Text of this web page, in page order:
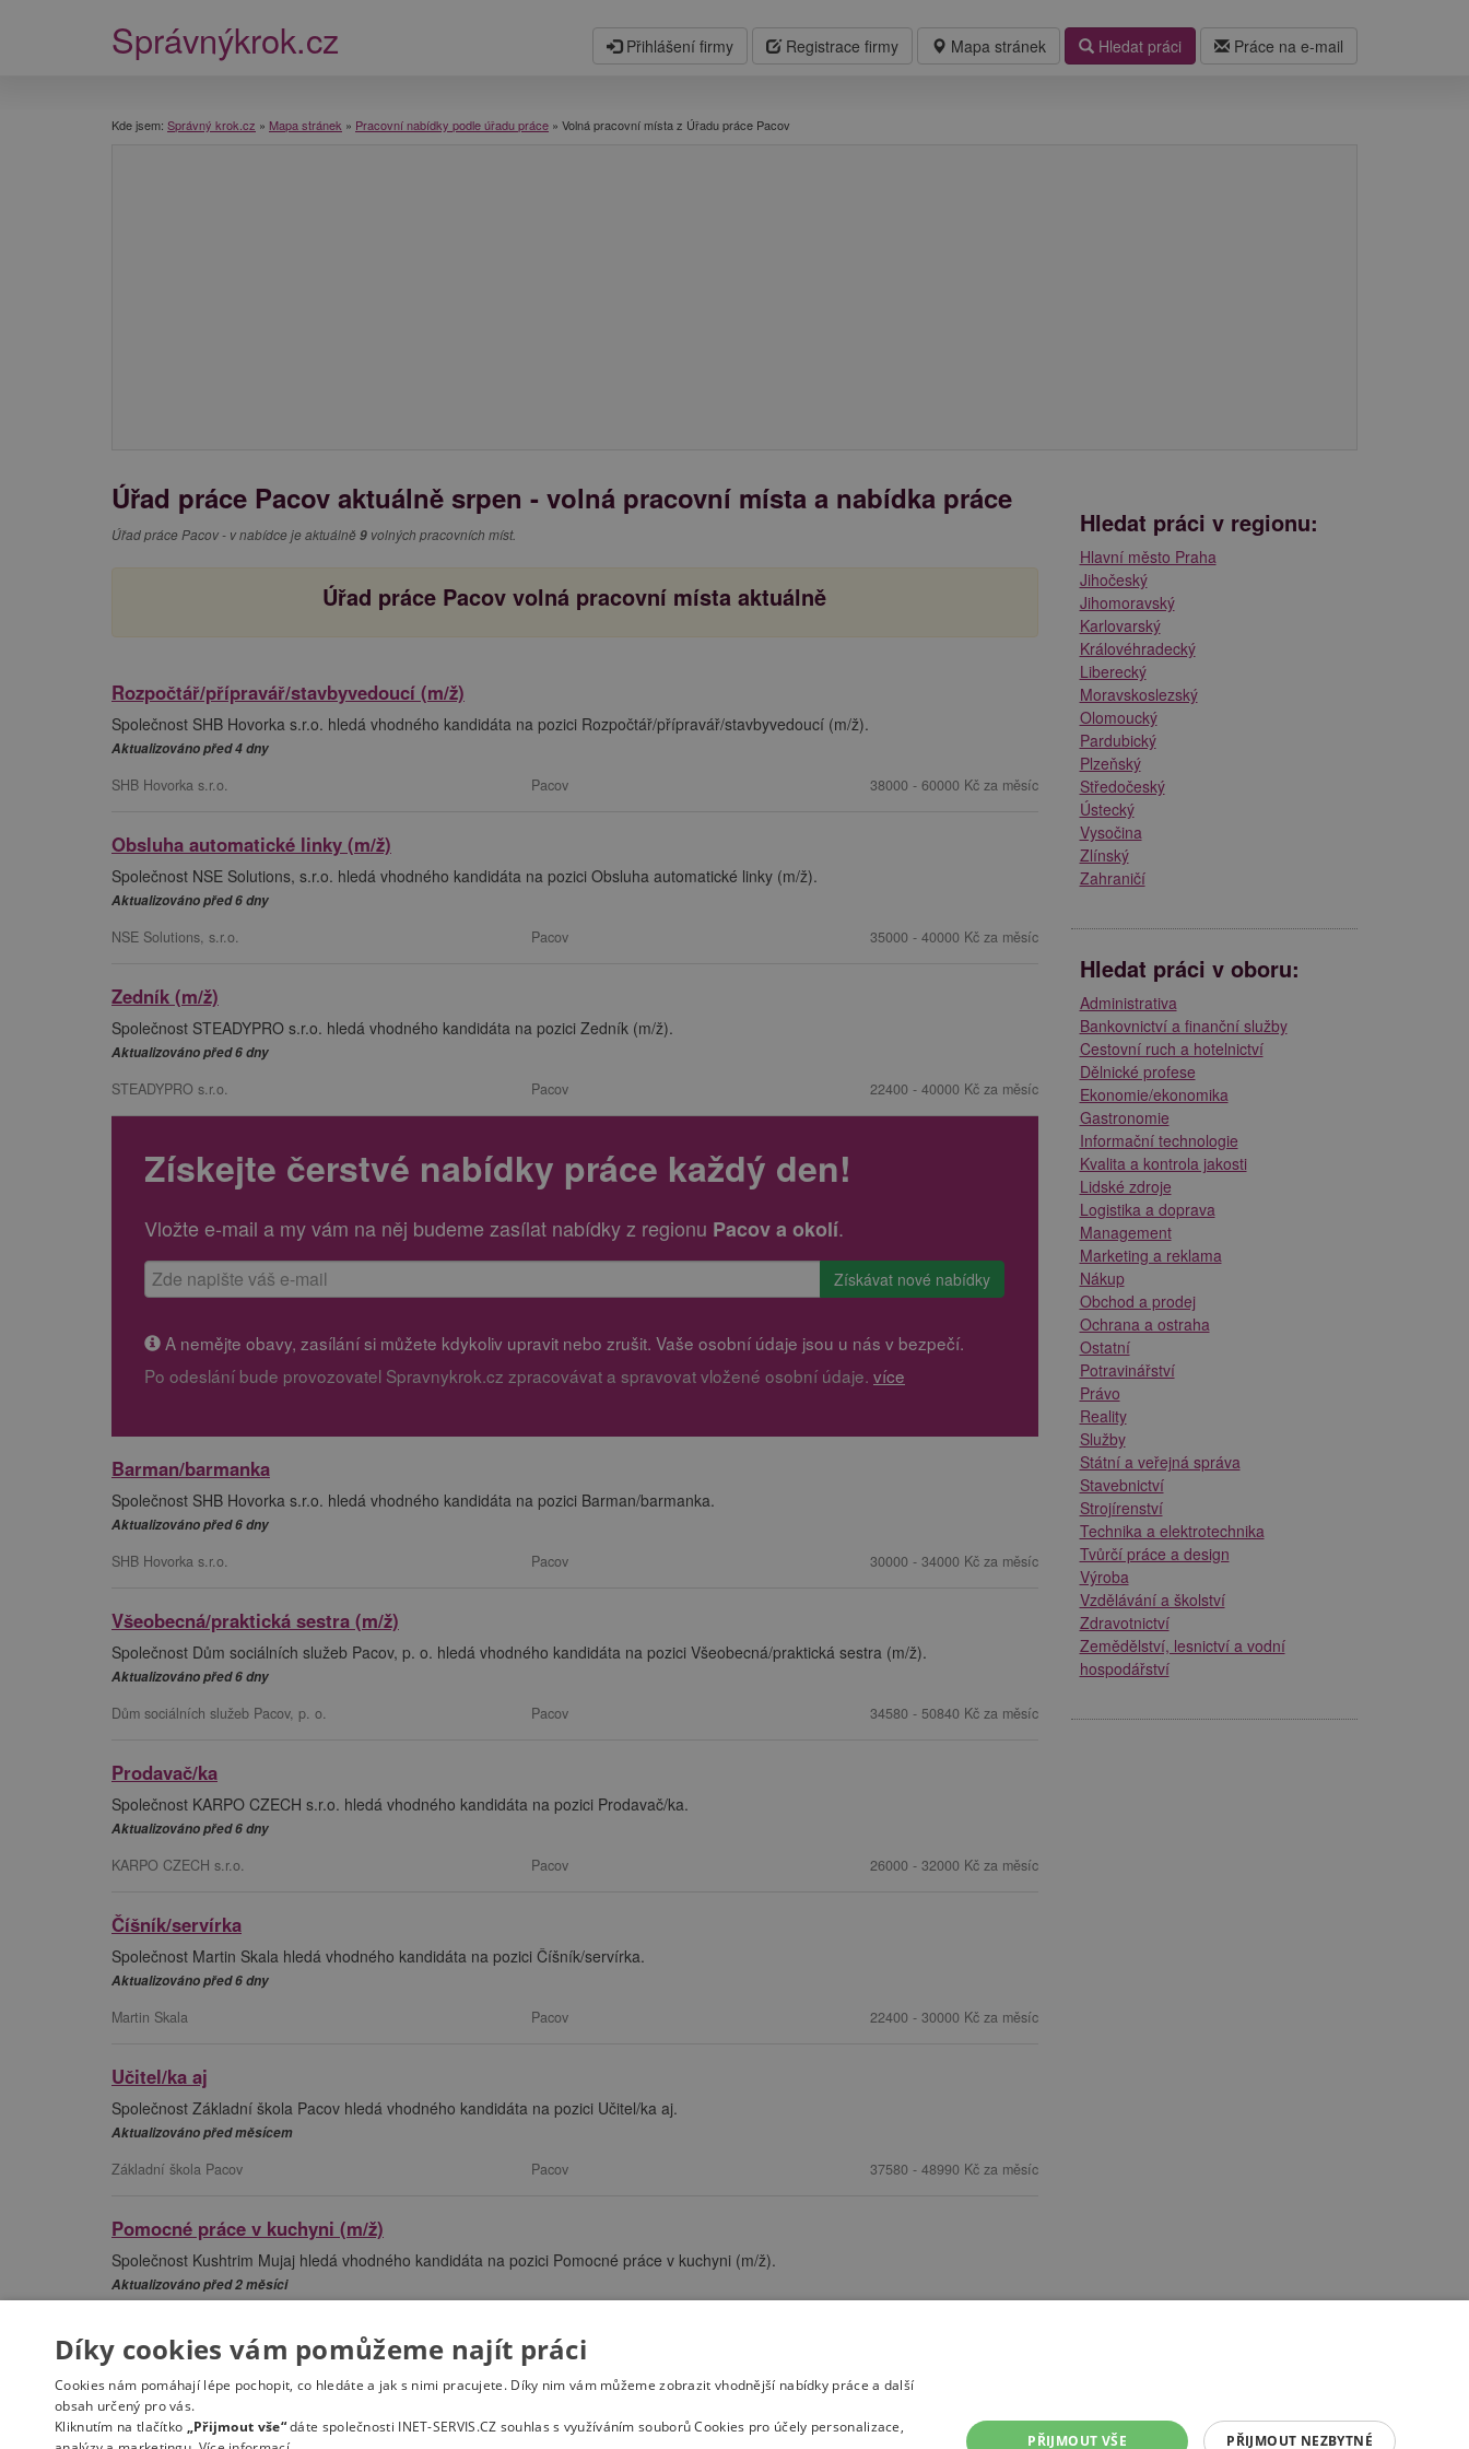
Mapa stránek Hledat práci Práce na e-mail
Správnýkrok.cz Přihlášení firmy Registrace firmy
Kde jsem: Správný krok.cz » Mapa stránek » Pracovní nabídky podle úřadu práce » Volná pracovní místa z Úřadu práce Pacov
Úřad práce Pacov aktuálně srpen - volná pracovní místa a nabídka práce
Úřad práce Pacov - v nabídce je aktuálně 9 volných pracovních míst.
Úřad práce Pacov volná pracovní místa aktuálně
Rozpočtář/přípravář/stavbyvedoucí (m/ž)
Společnost SHB Hovorka s.r.o. hledá vhodného kandidáta na pozici Rozpočtář/přípravář/stavbyvedoucí (m/ž).
Aktualizováno před 4 dny
SHB Hovorka s.r.o. Pacov 38000 - 60000 Kč za měsíc
Obsluha automatické linky (m/ž)
Společnost NSE Solutions, s.r.o. hledá vhodného kandidáta na pozici Obsluha automatické linky (m/ž).
Aktualizováno před 6 dny
NSE Solutions, s.r.o. Pacov 35000 - 40000 Kč za měsíc
Zedník (m/ž)
Společnost STEADYPRO s.r.o. hledá vhodného kandidáta na pozici Zedník (m/ž).
Aktualizováno před 6 dny
STEADYPRO s.r.o. Pacov 22400 - 40000 Kč za měsíc
Získejte čerstvé nabídky práce každý den!
Vložte e-mail a my vám na něj budeme zasílat nabídky z regionu Pacov a okolí.
A nemějte obavy, zasílání si můžete kdykoliv upravit nebo zrušit. Vaše osobní údaje jsou u nás v bezpečí.
Po odeslání bude provozovatel Spravnykrok.cz zpracovávat a spravovat vložené osobní údaje. více
Barman/barmanka
Společnost SHB Hovorka s.r.o. hledá vhodného kandidáta na pozici Barman/barmanka.
Aktualizováno před 6 dny
SHB Hovorka s.r.o. Pacov 30000 - 34000 Kč za měsíc
Všeobecná/praktická sestra (m/ž)
Společnost Dům sociálních služeb Pacov, p. o. hledá vhodného kandidáta na pozici Všeobecná/praktická sestra (m/ž).
Aktualizováno před 6 dny
Dům sociálních služeb Pacov, p. o. Pacov 34580 - 50840 Kč za měsíc
Prodavač/ka
Společnost KARPO CZECH s.r.o. hledá vhodného kandidáta na pozici Prodavač/ka.
Aktualizováno před 6 dny
KARPO CZECH s.r.o. Pacov 26000 - 32000 Kč za měsíc
Číšník/servírka
Společnost Martin Skala hledá vhodného kandidáta na pozici Číšník/servírka.
Aktualizováno před 6 dny
Martin Skala Pacov 22400 - 30000 Kč za měsíc
Učitel/ka aj
Společnost Základní škola Pacov hledá vhodného kandidáta na pozici Učitel/ka aj.
Aktualizováno před měsícem
Základní škola Pacov Pacov 37580 - 48990 Kč za měsíc
Pomocné práce v kuchyni (m/ž)
Společnost Kushtrim Mujaj hledá vhodného kandidáta na pozici Pomocné práce v kuchyni (m/ž).
Aktualizováno před 2 měsíci
Zobrazuji 1 - 9 z 9 nabídek z úřadu práce Pacov
Hledat práci v regionu:
Hlavní město Praha
Jihočeský
Jihomoravský
Karlovarský
Královéhradecký
Liberecký
Moravskoslezský
Olomoucký
Pardubický
Plzeňský
Středočeský
Ústecký
Vysočina
Zlínský
Zahraničí
Hledat práci v oboru:
Administrativa
Bankovnictví a finanční služby
Cestovní ruch a hotelnictví
Dělnické profese
Ekonomie/ekonomika
Gastronomie
Informační technologie
Kvalita a kontrola jakosti
Lidské zdroje
Logistika a doprava
Management
Marketing a reklama
Nákup
Obchod a prodej
Ochrana a ostraha
Ostatní
Potravinářství
Právo
Reality
Služby
Státní a veřejná správa
Stavebnictví
Strojírenství
Technika a elektrotechnika
Tvůrčí práce a design
Výroba
Vzdělávání a školství
Zdravotnictví
Zemědělství, lesnictví a vodní
hospodářství
Díky cookies vám pomůžeme najít práci
Cookies nám pomáhají lépe pochopit, co hledáte a jak s nimi pracujete. Díky nim vám můžeme zobrazit vhodnější nabídky práce a další
obsah určený pro vás.
Kliknutím na tlačítko „Přijmout vše“dáte společnosti INET-SERVIS.CZ souhlas s využíváním souborů Cookies pro účely personalizace,
PŘIJMOUT VŠE PŘIJMOUT NEZBYTNÉ